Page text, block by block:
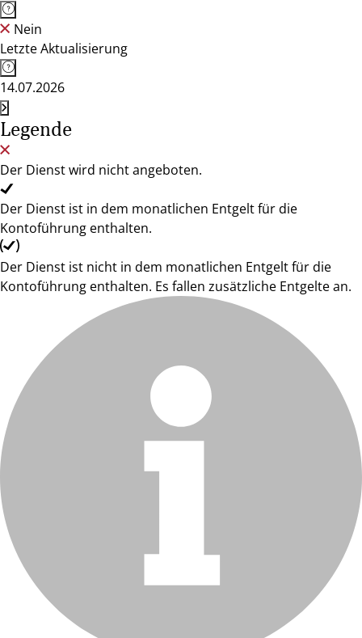
Nein
Letzte Aktualisierung
14.07.2026
Legende
Der Dienst wird nicht angeboten.
Der Dienst ist in dem monatlichen Entgelt für die
Kontoführung enthalten.
Der Dienst ist nicht in dem monatlichen Entgelt für die
Kontoführung enthalten. Es fallen zusätzliche Entgelte an.